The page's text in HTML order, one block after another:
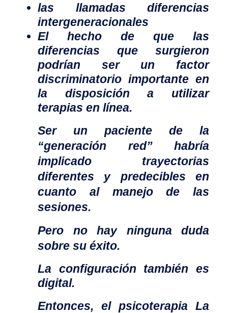
las llamadas diferencias
intergeneracionales
El hecho de que las
diferencias que surgieron
podrían ser un factor
discriminatorio importante en
la disposición a utilizar
terapias en línea.
Ser un paciente de la
“generación red” habría
implicado trayectorias
diferentes y predecibles en
cuanto al manejo de las
sesiones.
Pero no hay ninguna duda
sobre su éxito.
La configuración también es
digital.
Entonces, el psicoterapia La